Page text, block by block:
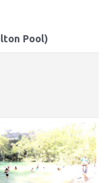
Pool)